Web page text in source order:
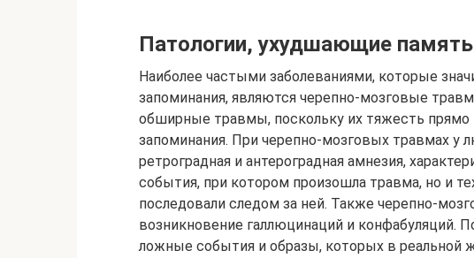
Патологии, ухудшающие память
Наиболее частыми заболеваниями, которые
запоминания, являются черепно-мозговые
обширные травмы, поскольку их тяжесть прямо
запоминания. При черепно-мозговых травмах
ретроградная и антероградная амнезия,
события, при котором произошла травма, но и
последовали следом за ней. Также черепно-
возникновение галлюцинаций и конфабуляций.
ложные события и образы, которых в реальной